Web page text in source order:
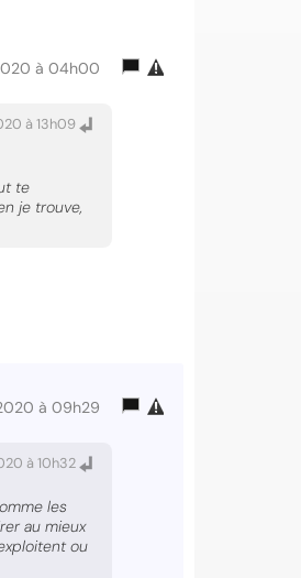
à 04h00
à 13h09
te
je trouve,
à 09h29
à 10h32
les
au mieux
ou